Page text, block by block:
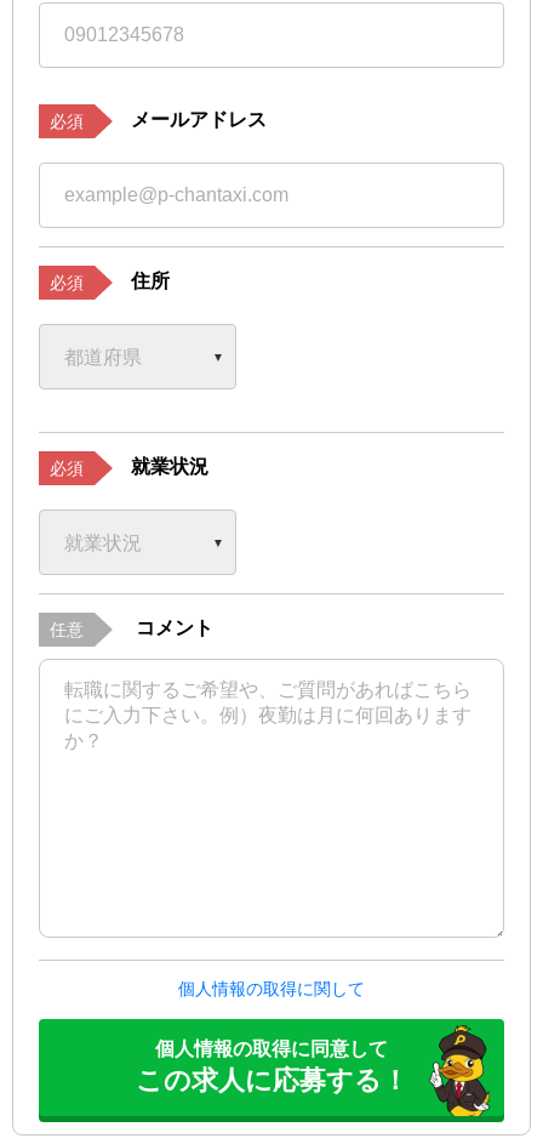
必須 メールアドレス
必須 住所
必須 就業状況
任意 コメント
個人情報の取得に関して
個人情報の取得に同意して
この求人に応募する！